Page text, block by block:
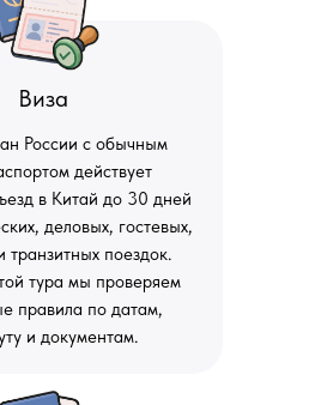
России с обычным
действует
в Китай до 30 дней
деловых, гостевых,
транзитных поездок.
тура мы проверяем
правила по датам,
и документам.
Виза